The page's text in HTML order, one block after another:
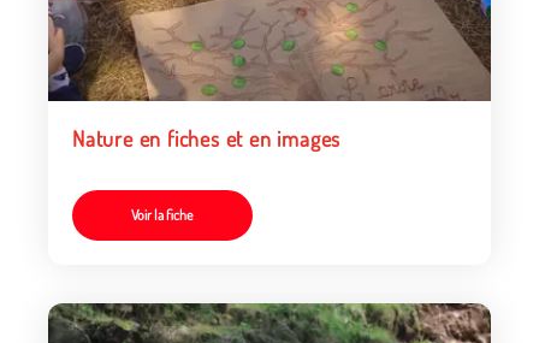
Nature en fiches et en images
Voir la fiche